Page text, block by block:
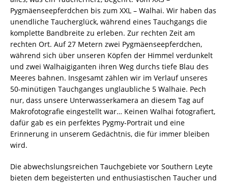
Pygmäenseepferdchen bis zum XXL – Walhai. Wir haben das
unendliche Taucherglück, während eines Tauchgangs die
komplette Bandbreite zu erleben. Zur rechten Zeit am
rechten Ort. Auf 27 Metern zwei Pygmäenseepferdchen,
während sich über unseren Köpfen der Himmel verdunkelt
und zwei Walhaigiganten ihren Weg durchs tiefe Blau des
Meeres bahnen. Insgesamt zählen wir im Verlauf unseres
50-minütigen Tauchganges unglaubliche 5 Walhaie. Pech
nur, dass unsere Unterwasserkamera an diesem Tag auf
Makrofotografie eingestellt war… Keinen Walhai fotografiert,
dafür gab es ein perfektes Pygmy-Portrait und eine
Erinnerung in unserem Gedächtnis, die für immer bleiben
wird.
Die abwechslungsreichen Tauchgebiete vor Southern Leyte
bieten dem begeisterten und enthusiastischen Taucher und